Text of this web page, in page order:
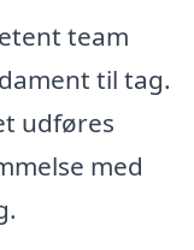
team
til tag.
udføres
med